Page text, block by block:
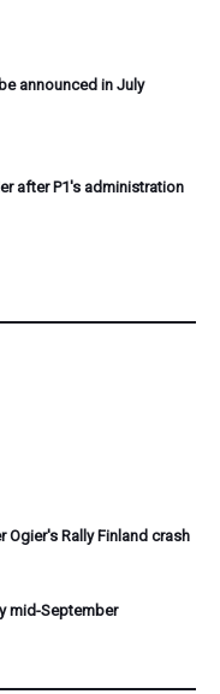
announced in July
after P1's administration
Rally Finland crash
mid-September